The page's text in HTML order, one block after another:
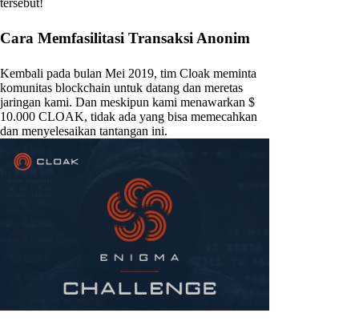
tersebut!
Cara Memfasilitasi Transaksi Anonim
Kembali pada bulan Mei 2019, tim Cloak meminta
komunitas blockchain untuk datang dan meretas
jaringan kami. Dan meskipun kami menawarkan $
10.000 CLOAK, tidak ada yang bisa memecahkan
dan menyelesaikan tantangan ini.